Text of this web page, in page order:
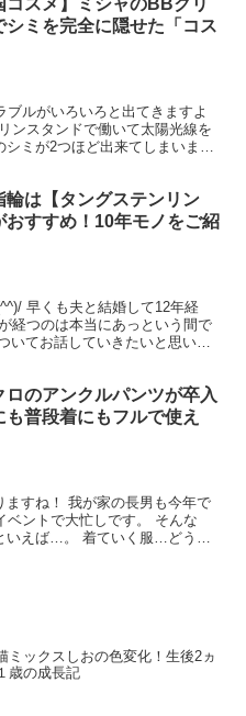
シミを完全に隠せた「コス
ルがいろいろと出てきますよ
ンスタンドで働いて太陽光線を
ミが2つほど出来てしまいまし
輪は【タングステンリン
おすすめ！10年モノをご紹
早くも夫と結婚して12年経
経つのは本当にあっという間で
いてお話していきたいと思いま
ロのアンクルパンツが卒入
も普段着にもフルで使え
ますね！ 我が家の長男も今年で
ベントで大忙しです。 そんな
いえば…。 着ていく服…どうし
ミックスしおの色変化！生後2ヵ
歳の成長記